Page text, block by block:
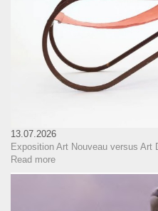
13.07.2026
Exposition Art Nouveau versus Art
Read more